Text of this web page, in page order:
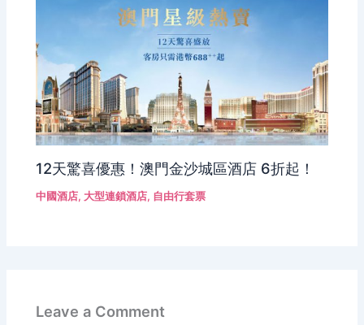
12天驚喜優惠！澳門金沙城區酒店 6折起！
中國酒店, 大型連鎖酒店, 自由行套票
Leave a Comment